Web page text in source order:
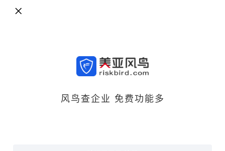
风鸟查企业 免费功能多